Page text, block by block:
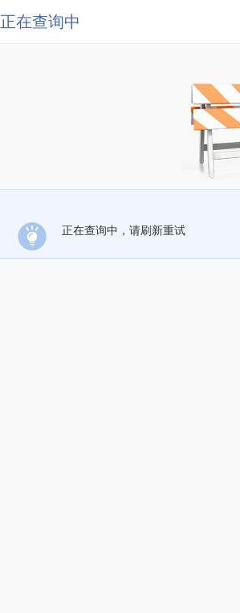
正在查询中
正在查询中，请刷新重试